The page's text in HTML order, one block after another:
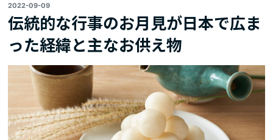
2022-09-09
伝統的な行事のお月見が日本で広ま
った経緯と主なお供え物